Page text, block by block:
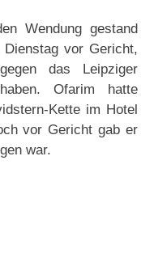
Wendung gestand
vor Gericht,
das Leipziger
Ofarim hatte
Kette im Hotel
vor Gericht gab er
war.